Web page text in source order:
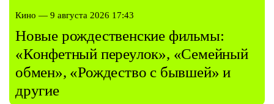
Кино — 9 августа 2026 17:43
Новые рождественские фильмы:
«Конфетный переулок», «Семейный
обмен», «Рождество с бывшей» и
другие